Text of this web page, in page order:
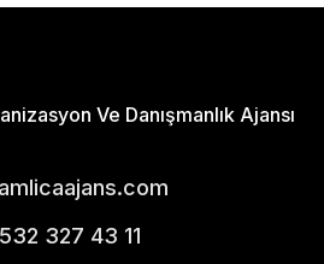
Ve Danışmanlık Ajansı
327 43 11